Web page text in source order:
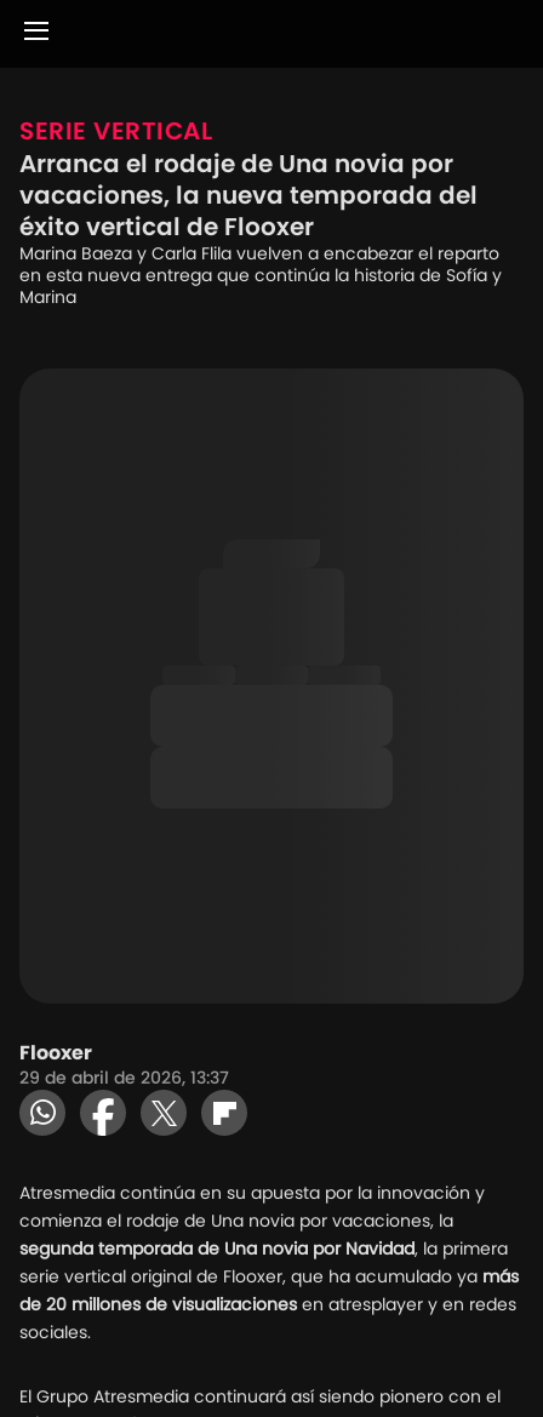
SERIE VERTICAL
Arranca el rodaje de Una novia por
vacaciones, la nueva temporada del
éxito vertical de Flooxer
Marina Baeza y Carla Flila vuelven a encabezar el reparto
en esta nueva entrega que continúa la historia de Sofía y
Marina
Flooxer
29 de abril de 2026, 13:37
Atresmedia continúa en su apuesta por la innovación y
comienza el rodaje de Una novia por vacaciones, la
segunda temporada de Una novia por Navidad, la primera
serie vertical original de Flooxer, que ha acumulado ya más
de 20 millones de visualizaciones en atresplayer y en redes
sociales.
El Grupo Atresmedia continuará así siendo pionero con el